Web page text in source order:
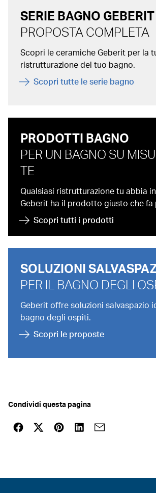
SERIE BAGNO GEBERIT
PROPOSTA COMPLETA
Scopri le ceramiche Geberit per la
ristrutturazione del tuo bagno.
Scopri tutte le serie bagno
PRODOTTI BAGNO
PER UN BAGNO SU
TE
Qualsiasi ristrutturazione tu abbia
Geberit ha il prodotto giusto che fa
Scopri tutti i prodotti
SOLUZIONI
PER IL BAGNO DEGLI
Geberit offre soluzioni salvaspazio
bagno degli ospiti.
Scopri le proposte
Condividi questa pagina